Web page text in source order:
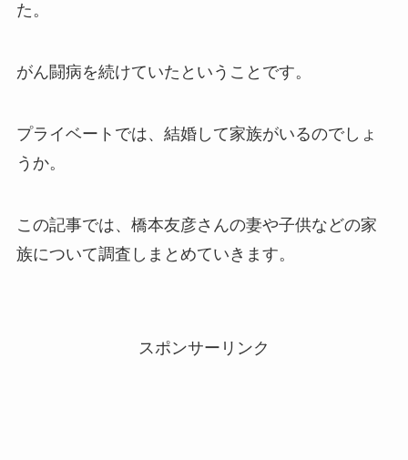
た。
がん闘病を続けていたということです。
プライベートでは、結婚して家族がいるのでしょ
うか。
この記事では、橋本友彦さんの妻や子供などの家
族について調査しまとめていきます。
スポンサーリンク